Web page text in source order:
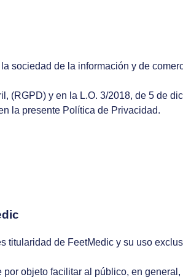
sociedad de la información y de
(RGPD) y en la L.O. 3/2018, de 5 de
la presente Política de Privacidad.
de FeetMedic y su uso
objeto facilitar al público, en